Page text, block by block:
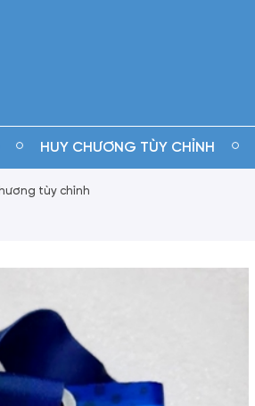
HUY CHƯƠNG TÙY CHỈNH
tùy chỉnh